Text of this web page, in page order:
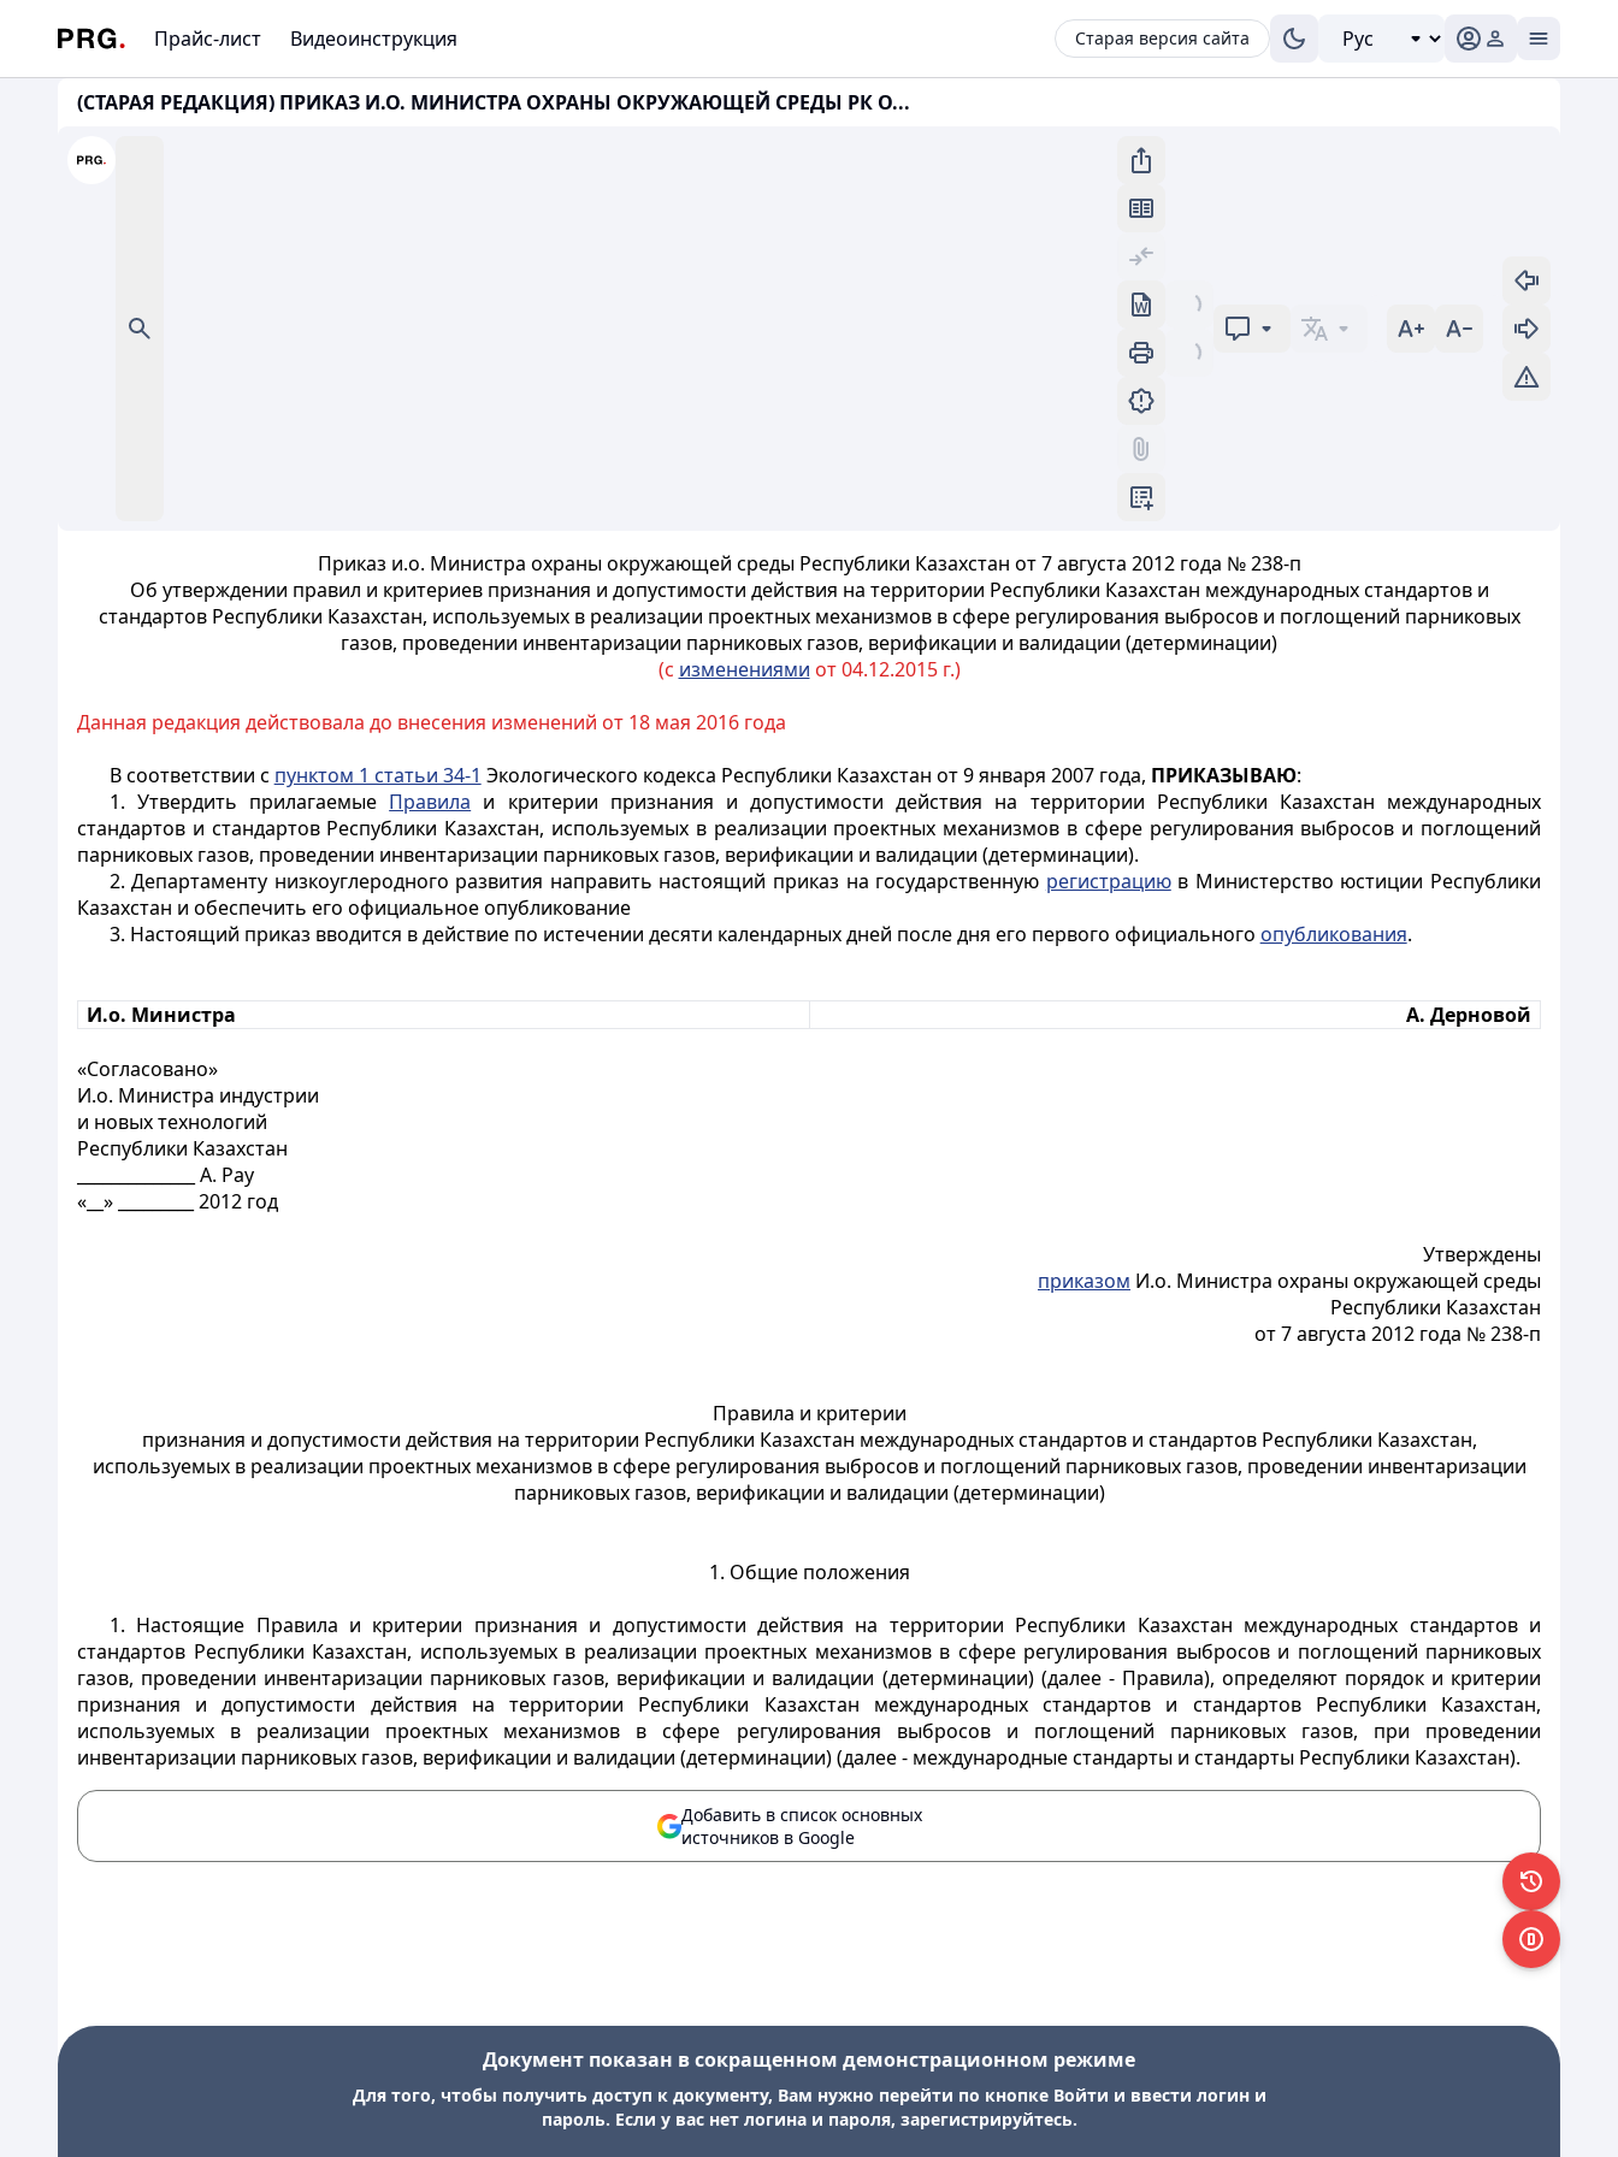
Прайс-лист Видеоинструкция Старая версия сайта
(СТАРАЯ РЕДАКЦИЯ) ПРИКАЗ И.О. МИНИСТРА ОХРАНЫ ОКРУЖАЮЩЕЙ СРЕДЫ РК О...
Приказ и.о. Министра охраны окружающей среды Республики Казахстан от 7 августа 2012 года № 238-п
Об утверждении правил и критериев признания и допустимости действия на территории Республики Казахстан международных стандартов и
стандартов Республики Казахстан, используемых в реализации проектных механизмов в сфере регулирования выбросов и поглощений парниковых
газов, проведении инвентаризации парниковых газов, верификации и валидации (детерминации)
(с изменениями от 04.12.2015 г.)
Данная редакция действовала до внесения изменений от 18 мая 2016 года
В соответствии с пунктом 1 статьи 34-1 Экологического кодекса Республики Казахстан от 9 января 2007 года, ПРИКАЗЫВАЮ:
1. Утвердить прилагаемые Правила и критерии признания и допустимости действия на территории Республики Казахстан международных
стандартов и стандартов Республики Казахстан, используемых в реализации проектных механизмов в сфере регулирования выбросов и поглощений
парниковых газов, проведении инвентаризации парниковых газов, верификации и валидации (детерминации).
2. Департаменту низкоуглеродного развития направить настоящий приказ на государственную регистрациюв Министерство юстиции Республики
Казахстан и обеспечить его официальное опубликование
3. Настоящий приказ вводится в действие по истечении десяти календарных дней после дня его первого официального опубликования.
И.о. Министра А. Дерновой
«Согласовано»
И.о. Министра индустрии
и новых технологий
Республики Казахстан
______________ А. Рау
«__» _________ 2012 год
Утверждены
приказом И.о. Министра охраны окружающей среды
Республики Казахстан
от 7 августа 2012 года № 238-п
Правила и критерии
признания и допустимости действия на территории Республики Казахстан международных стандартов и стандартов Республики Казахстан,
используемых в реализации проектных механизмов в сфере регулирования выбросов и поглощений парниковых газов, проведении инвентаризации
парниковых газов, верификации и валидации (детерминации)
1. Общие положения
1. Настоящие Правила и критерии признания и допустимости действия на территории Республики Казахстан международных стандартов и
стандартов Республики Казахстан, используемых в реализации проектных механизмов в сфере регулирования выбросов и поглощений парниковых
газов, проведении инвентаризации парниковых газов, верификации и валидации (детерминации) (далее - Правила), определяют порядок и критерии
признания и допустимости действия на территории Республики Казахстан международных стандартов и стандартов Республики Казахстан,
используемых в реализации проектных механизмов в сфере регулирования выбросов и поглощений парниковых газов, при проведении
инвентаризации парниковых газов, верификации и валидации (детерминации) (далее - международные стандарты и стандарты Республики Казахстан).
Добавить в список основных
источников в Google
Документ показан в сокращенном демонстрационном режиме
Для того, чтобы получить доступ к документу, Вам нужно перейти по кнопке Войти и ввести логин и
пароль. Если у вас нет логина и пароля, зарегистрируйтесь.